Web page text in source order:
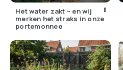
Het water zakt – en wij
merken het straks in onze
portemonnee